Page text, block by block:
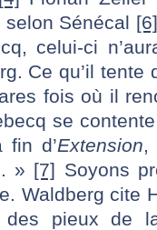
Sénécal
celui-ci
Ce qu’il tente
fois où il
se
fin d’Extension,
» [7] Soyons
Waldberg cite
des pieux de